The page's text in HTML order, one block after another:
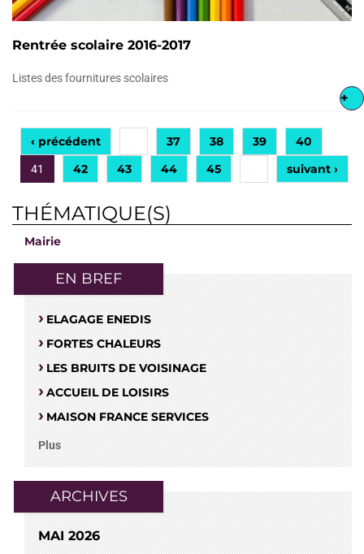
Rentrée scolaire 2016-2017
Listes des fournitures scolaires
+
‹ précédent 37 38 39 40
41 42 43 44 45 suivant ›
THÉMATIQUE(S)
Mairie
EN BREF
ELAGAGE ENEDIS
FORTES CHALEURS
LES BRUITS DE VOISINAGE
ACCUEIL DE LOISIRS
MAISON FRANCE SERVICES
Plus
ARCHIVES
MAI 2026